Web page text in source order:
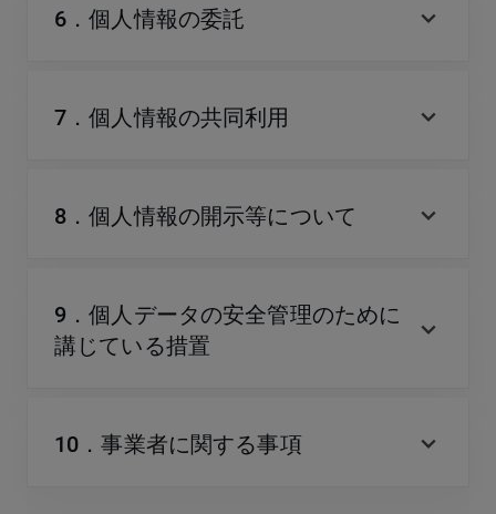
6．個人情報の委託 expand_more
7．個人情報の共同利用 expand_more
8．個人情報の開示等について expand_more
9．個人データの安全管理のために
講じている措置
expand_more
10．事業者に関する事項 expand_more